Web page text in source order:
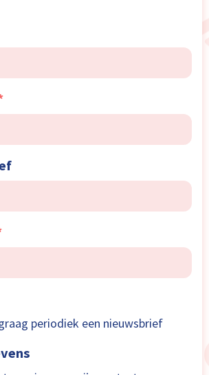
periodiek een nieuwsbrief